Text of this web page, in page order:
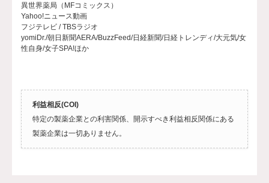
異世界薬局（MFコミックス）
Yahoo!ニュース動画
フジテレビ / TBSラジオ
yomiDr./朝日新聞AERA/BuzzFeed/日経新聞/日経トレンディ/大元気/女
性自身/女子SPA!ほか
利益相反(COI)
特定の製薬企業との利害関係、開示すべき利益相反関係にある
製薬企業は一切ありません。